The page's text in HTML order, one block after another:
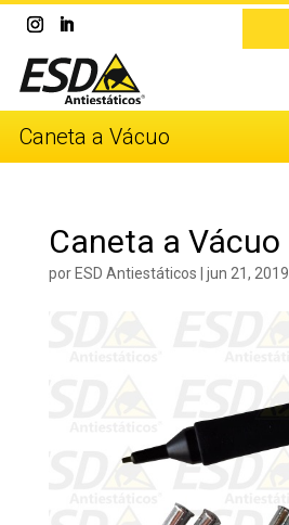
Caneta a Vácuo
Caneta a Vácuo
porESD Antiestáticos | jun 21, 2019